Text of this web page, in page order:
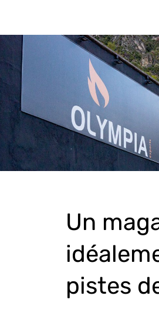
Un
pistes